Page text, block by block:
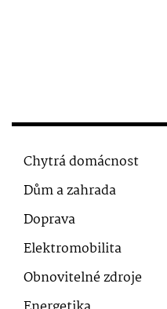
Chytrá domácnost
Dům a zahrada
Doprava
Elektromobilita
Obnovitelné zdroje